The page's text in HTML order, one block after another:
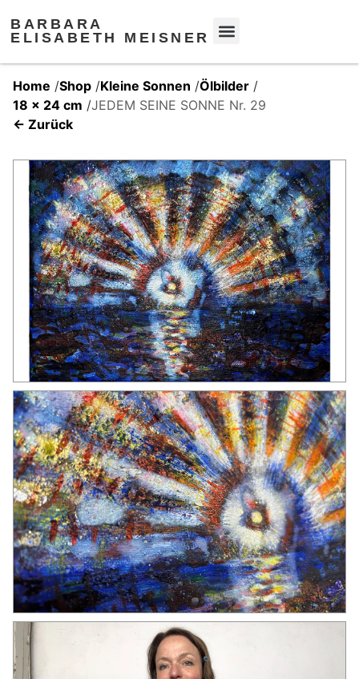
BARBARA
ELISABETH MEISNER
Home /Shop /Kleine Sonnen /Ölbilder /
18 x 24 cm /JEDEM SEINE SONNE Nr. 29
← Zurück